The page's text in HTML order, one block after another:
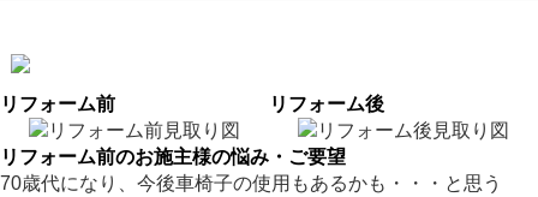
リフォーム前 リフォーム後
リフォーム前のお施主様の悩み・ご要望
70歳代になり、今後車椅子の使用もあるかも・・・と思う